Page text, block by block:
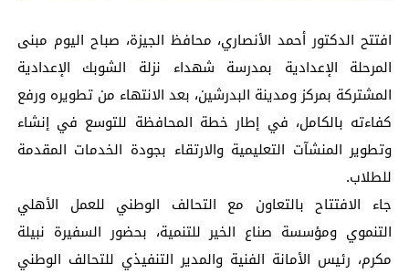
افتتح الدكتور أحمد الأنصاري، محافظ الجيزة، صباح اليوم مبنى
المرحلة الإعدادية بمدرسة شهداء نزلة الشوبك الإعدادية
المشتركة بمركز ومدينة البدرشين، بعد الانتهاء من تطويره ورفع
كفاءته بالكامل، في إطار خطة المحافظة للتوسع في إنشاء
وتطوير المنشآت التعليمية والارتقاء بجودة الخدمات المقدمة
للطلاب.
جاء الافتتاح بالتعاون مع التحالف الوطني للعمل الأهلي
التنموي ومؤسسة صناع الخير للتنمية، بحضور السفيرة نبيلة
مكرم، رئيس الأمانة الفنية والمدير التنفيذي للتحالف الوطني